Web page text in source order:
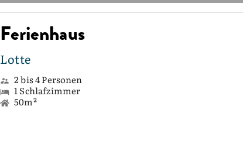
Ferienhaus
Lotte
2 bis 4 Personen
1 Schlafzimmer
50m²